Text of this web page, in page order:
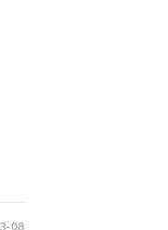
08